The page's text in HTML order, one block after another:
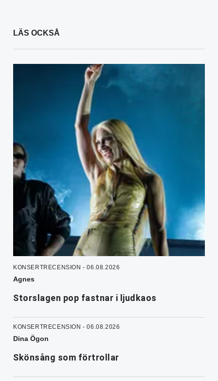
LÄS OCKSÅ
KONSERTRECENSION - 06.08.2026
Agnes
Storslagen pop fastnar i ljudkaos
KONSERTRECENSION - 06.08.2026
Dina Ögon
Skönsång som förtrollar